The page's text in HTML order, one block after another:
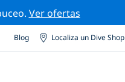
Ver ofertas
Blog Localiza un Dive Shop